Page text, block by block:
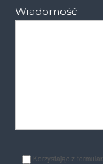
Wiadomość
Korzystając z